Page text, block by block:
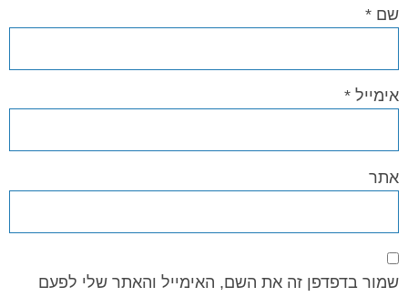
שם *
אימייל *
אתר
שמור בדפדפן זה את השם, האימייל והאתר שלי לפעם